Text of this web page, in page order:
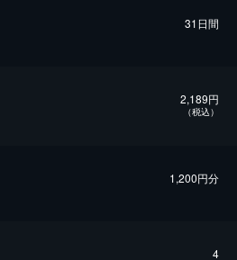
31日間
2,189円
（税込）
1,200円分
4